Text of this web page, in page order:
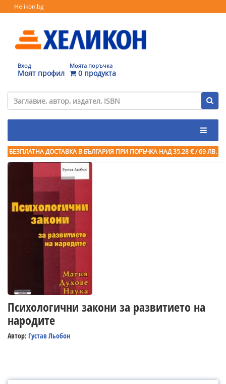
Helikon.bg
Вход
Моят профил
Моята поръчка
0 продукта
БЕЗПЛАТНА ДОСТАВКА В БЪЛГАРИЯ ПРИ ПОРЪЧКА НАД 35.28 € / 69 ЛВ.
Психологични закони за развитието на
народите
Автор: Густав Льобон